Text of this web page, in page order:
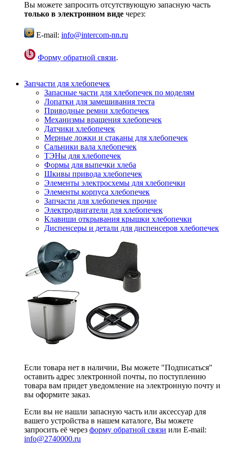
Вы можете запросить отсутствующую запасную часть
только в электронном виде через:
E-mail: info@intercom-nn.ru
Форму обратной связи.
Запчасти для хлебопечек
Запасные части для хлебопечек по моделям
Лопатки для замешивания теста
Приводные ремни хлебопечек
Механизмы вращения хлебопечек
Датчики хлебопечек
Мерные ложки и стаканы для хлебопечек
Сальники вала хлебопечек
ТЭНы для хлебопечек
Формы для выпечки хлеба
Шкивы привода хлебопечек
Элементы электросхемы для хлебопечки
Элементы корпуса хлебопечек
Запчасти для хлебопечек прочие
Электродвигатели для хлебопечек
Клавиши открывания крышки хлебопечки
Диспенсеры и детали для диспенсеров хлебопечек
Если товара нет в наличии, Вы можете "Подписаться"
оставить адрес электронной почты, по поступлению
товара вам придет уведомление на электронную почту и
вы оформите заказ.
Если вы не нашли запасную часть или аксессуар для
вашего устройства в нашем каталоге, Вы можете
запросить её через форму обратной связи или E-mail:
info@2740000.ru